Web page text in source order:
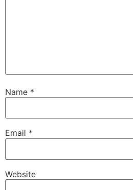
Name *
Email *
Website